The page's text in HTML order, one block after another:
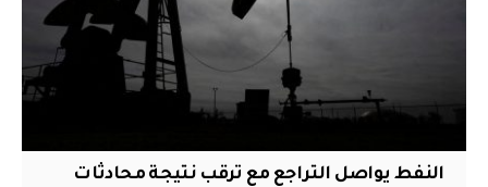
النفط يواصل التراجع مع ترقب نتيجة محادثات